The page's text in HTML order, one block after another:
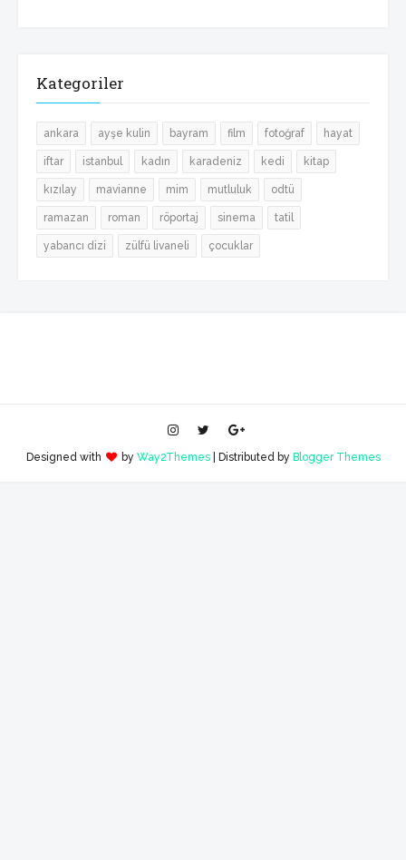
Kategoriler
ankara ayşe kulin bayram film fotoğraf hayat
iftar istanbul kadın karadeniz kedi kitap
kızılay mavianne mim mutluluk odtü
ramazan roman röportaj sinema tatil
yabancı dizi zülfü livaneli çocuklar
Designed with by Way2Themes| Distributed by Blogger Themes